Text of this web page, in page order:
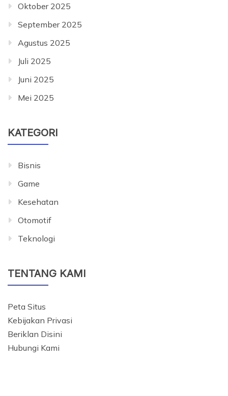
Oktober 2025
September 2025
Agustus 2025
Juli 2025
Juni 2025
Mei 2025
KATEGORI
Bisnis
Game
Kesehatan
Otomotif
Teknologi
TENTANG KAMI
Peta Situs
Kebijakan Privasi
Beriklan Disini
Hubungi Kami